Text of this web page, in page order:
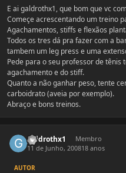
E ai galdrothx1, que bom que vc
Começe acrescentando um treino
Agachamentos, stiffs e flexãos
Todos os tres dá pra fazer com a
tambem um leg press e uma
Pede para o seu professor de tênis
agachamento e do stiff.
Quanto a não ganhar peso, tente
carboidrato (aveia por exemplo).
Abraço e bons treinos.
galdrothx1
Membro
11 de Junho, 200818 anos
AUTOR